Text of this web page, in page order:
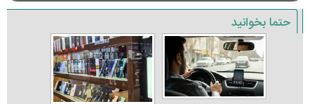
حتما بخوانید